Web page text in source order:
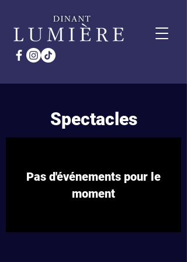
Spectacles
Pas d'événements pour le
moment